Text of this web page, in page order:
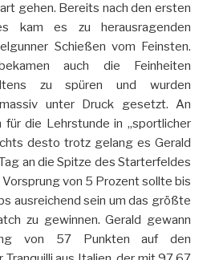
gehen. Bereits nach den ersten
kam es zu herausragenden
Schießen vom Feinsten.
auch die Feinheiten
zu spüren und wurden
unter Druck gesetzt. An
die Lehrstunde in „sportlicher
desto trotz gelang es Gerald
an die Spitze des Starterfeldes
von 5 Prozent sollte bis
ausreichend sein um das größte
zu gewinnen. Gerald gewann
von 57 Punkten auf den